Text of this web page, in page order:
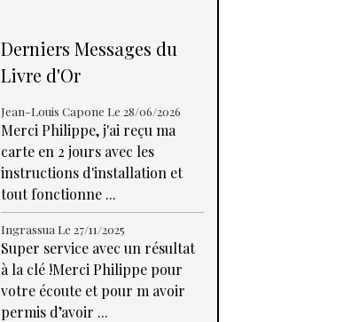
Derniers Messages du
Livre d'Or
Jean-Louis Capone Le 28/06/2026
Merci Philippe, j'ai reçu ma
carte en 2 jours avec les
instructions d'installation et
tout fonctionne ...
Ingrassua Le 27/11/2025
Super service avec un résultat
à la clé !Merci Philippe pour
votre écoute et pour m avoir
permis d’avoir ...